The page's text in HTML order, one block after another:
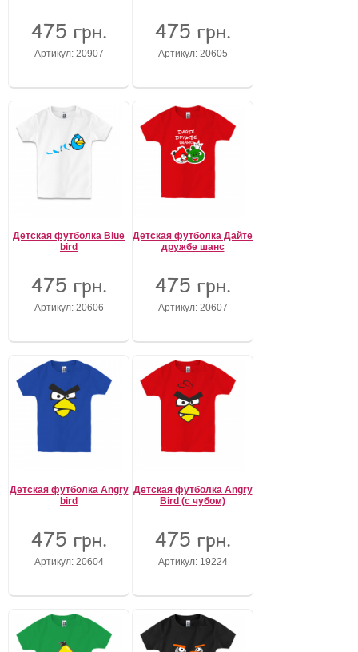
475 грн.
Артикул: 20907
475 грн.
Артикул: 20605
Детская футболка Blue
bird
475 грн.
Артикул: 20606
Детская футболка Дайте
дружбе шанс
475 грн.
Артикул: 20607
Детская футболка Angry
bird
475 грн.
Артикул: 20604
Детская футболка Angry
Bird (с чубом)
475 грн.
Артикул: 19224